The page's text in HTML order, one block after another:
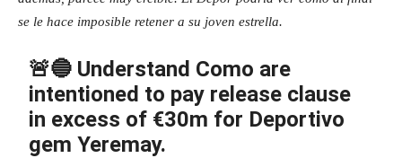
se le hace imposible retener a su joven estrella.
🚨🔵 Understand Como are
intentioned to pay release clause
in excess of €30m for Deportivo
gem Yeremay.